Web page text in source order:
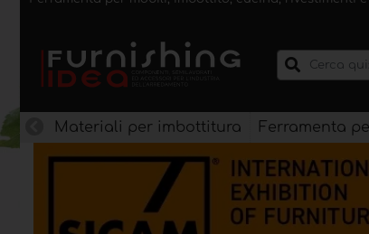
Materiali per imbottitura Ferramenta